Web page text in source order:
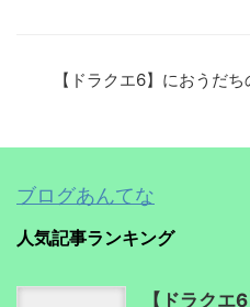
【ドラクエ6】におうだ
ブログあんてな
人気記事ランキング
【ドラクエ